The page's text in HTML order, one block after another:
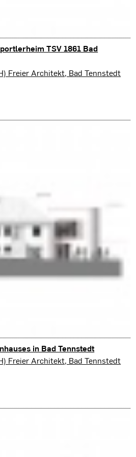
TSV 1861 Bad
Freier Architekt, Bad Tennstedt
in Bad Tennstedt
Freier Architekt, Bad Tennstedt